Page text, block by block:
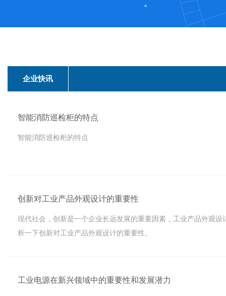
企业快讯
智能消防巡检柜的特点
智能消防巡检柜的特点
创新对工业产品外观设计的重要性
现代社会，创新是一个企业长远发展的重要因素，工业产品外观
析一下创新对工业产品外观设计的重要性。
工业电源在新兴领域中的重要性和发展潜力